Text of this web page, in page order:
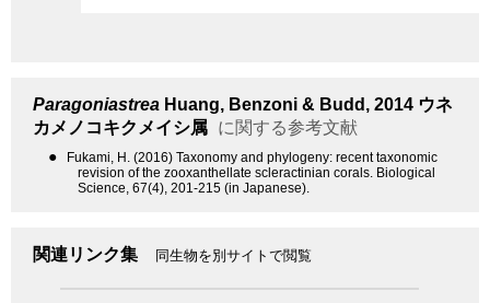
Paragoniastrea Huang, Benzoni & Budd, 2014 ウネ
カメノコキクメイシ属 に関する参考文献
●
Fukami, H. (2016) Taxonomy and phylogeny: recent taxonomic
revision of the zooxanthellate scleractinian corals. Biological
Science, 67(4), 201-215 (in Japanese).
関連リンク集 同生物を別サイトで閲覧